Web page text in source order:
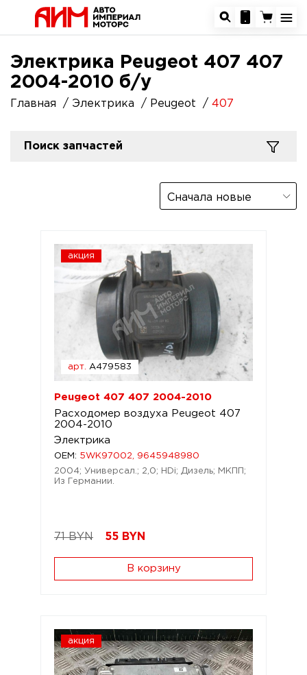
Электрика Peugeot 407 407
2004-2010 б/у
Главная Электрика Peugeot 407
Поиск запчастей
Сначала новые
акция
арт. A479583
Peugeot 407 407 2004-2010
Расходомер воздуха Peugeot 407
2004-2010
Электрика
OEM: 5WK97002, 9645948980
2004; Универсал.; 2,0; HDi; Дизель; МКПП;
Из Германии.
71 BYN 55 BYN
В корзину
акция